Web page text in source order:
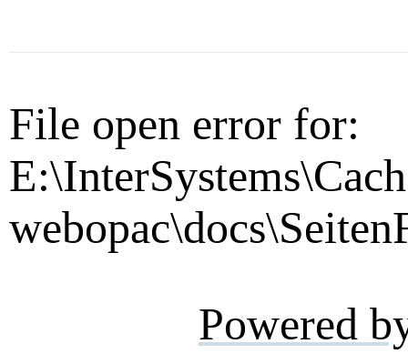
File open error for:
Powered